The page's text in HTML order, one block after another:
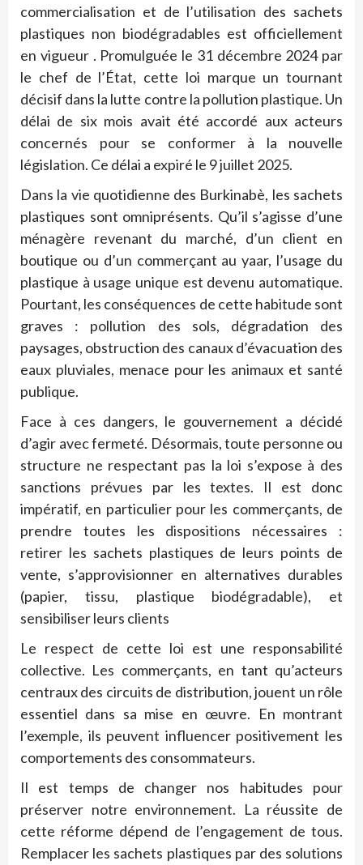
commercialisation et de l’utilisation des sachets
plastiques non biodégradables est officiellement
en vigueur . Promulguée le 31 décembre 2024 par
le chef de l’État, cette loi marque un tournant
décisif dans la lutte contre la pollution plastique. Un
délai de six mois avait été accordé aux acteurs
concernés pour se conformer à la nouvelle
législation. Ce délai a expiré le 9 juillet 2025.
Dans la vie quotidienne des Burkinabè, les sachets
plastiques sont omniprésents. Qu’il s’agisse d’une
ménagère revenant du marché, d’un client en
boutique ou d’un commerçant au yaar, l’usage du
plastique à usage unique est devenu automatique.
Pourtant, les conséquences de cette habitude sont
graves : pollution des sols, dégradation des
paysages, obstruction des canaux d’évacuation des
eaux pluviales, menace pour les animaux et santé
publique.
Face à ces dangers, le gouvernement a décidé
d’agir avec fermeté. Désormais, toute personne ou
structure ne respectant pas la loi s’expose à des
sanctions prévues par les textes. Il est donc
impératif, en particulier pour les commerçants, de
prendre toutes les dispositions nécessaires :
retirer les sachets plastiques de leurs points de
vente, s’approvisionner en alternatives durables
(papier, tissu, plastique biodégradable), et
sensibiliser leurs clients
Le respect de cette loi est une responsabilité
collective. Les commerçants, en tant qu’acteurs
centraux des circuits de distribution, jouent un rôle
essentiel dans sa mise en œuvre. En montrant
l’exemple, ils peuvent influencer positivement les
comportements des consommateurs.
Il est temps de changer nos habitudes pour
préserver notre environnement. La réussite de
cette réforme dépend de l’engagement de tous.
Remplacer les sachets plastiques par des solutions